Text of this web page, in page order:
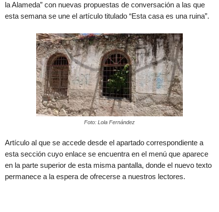
la Alameda” con nuevas propuestas de conversación a las que
esta semana se une el artículo titulado “Esta casa es una ruina”.
Foto: Lola Fernández
Artículo al que se accede desde el apartado correspondiente a
esta sección cuyo enlace se encuentra en el menú que aparece
en la parte superior de esta misma pantalla, donde el nuevo texto
permanece a la espera de ofrecerse a nuestros lectores.